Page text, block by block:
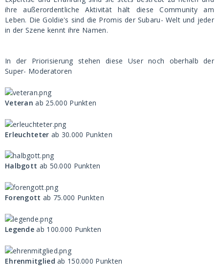
ihre außerordentliche Aktivität hält diese Community am
Leben. Die Goldie's sind die Promis der Subaru- Welt und jeder
in der Szene kennt ihre Namen.
In der Priorisierung stehen diese User noch oberhalb der
Super- Moderatoren
Veteran ab 25.000 Punkten
Erleuchteter ab 30.000 Punkten
Halbgott ab 50.000 Punkten
Forengott ab 75.000 Punkten
Legende ab 100.000 Punkten
Ehrenmitglied ab 150.000 Punkten